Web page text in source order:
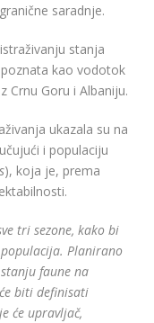
saradnje.
stanja
kao vodotok
Crnu Goru i Albaniju.
ukazala su na
i populaciju
), koja je, prema
tri sezone, kako bi
Planirano
faune na
biti definisati
će upravljač,